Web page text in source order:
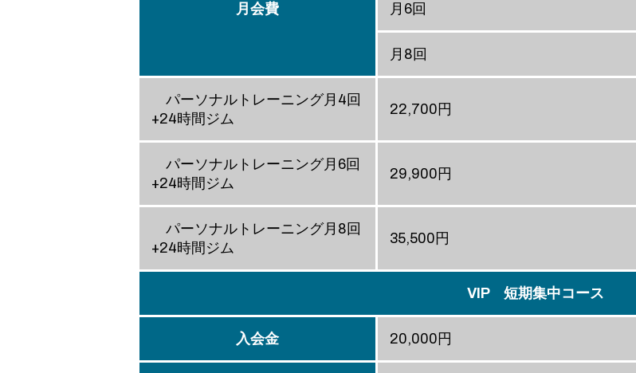
月会費 月6回
月8回
パーソナルトレーニング月4回
+24時間ジム
22,700円
パーソナルトレーニング月6回
+24時間ジム
29,900円
パーソナルトレーニング月8回
+24時間ジム
35,500円
VIP 短期集中コース
入会金 20,000円